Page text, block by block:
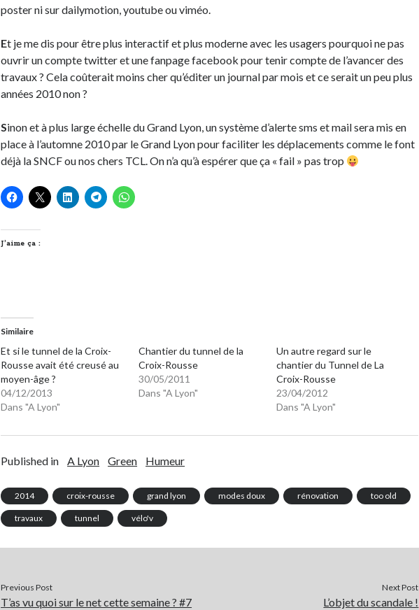
poster ni sur dailymotion, youtube ou viméo.
Et je me dis pour être plus interactif et plus moderne avec les usagers pourquoi ne pas
ouvrir un compte twitter et une fanpage facebook pour tenir compte de l’avancer des
travaux ? Cela coûterait moins cher qu’éditer un journal par mois et ce serait un peu plus
années 2010 non ?
Sinon et à plus large échelle du Grand Lyon, un système d’alerte sms et mail sera mis en
place à l’automne 2010 par le Grand Lyon pour faciliter les déplacements comme le font
déjà la SNCF ou nos chers TCL. On n’a qu’à espérer que ça « fail » pas trop
J’aime ça :
Similaire
Et si le tunnel de la Croix-
Rousse avait été creusé au
moyen-âge ?
04/12/2013
Dans "A Lyon"
Chantier du tunnel de la
Croix-Rousse
30/05/2011
Dans "A Lyon"
Un autre regard sur le
chantier du Tunnel de La
Croix-Rousse
23/04/2012
Dans "A Lyon"
Published in A Lyon Green Humeur
2014 croix-rousse grand lyon modes doux rénovation too old
travaux tunnel vélo'v
Previous Post
T’as vu quoi sur le net cette semaine ? #7
Next Post
L’objet du scandale !